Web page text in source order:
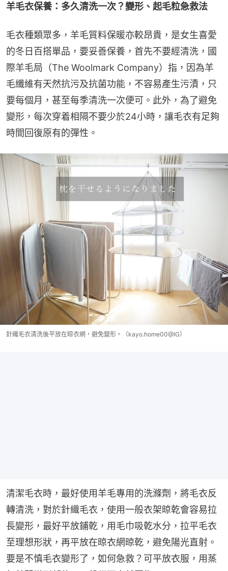
羊毛衣保養：多久清洗一次？變形、起毛粒急救法
毛衣種類眾多，羊毛質料保暖亦較昂貴，是女生喜愛
的冬日百搭單品，要妥善保養，首先不要經清洗，國
際羊毛局（The Woolmark Company）指，因為羊
毛纖維有天然抗污及抗菌功能，不容易產生污漬，只
要每個月，甚至每季清洗一次便可。此外，為了避免
變形，每次穿着相隔不要少於24小時，讓毛衣有足夠
時間回復原有的彈性。
針織毛衣清洗後平放在晾衣網，避免變形。（kayo.home00@IG）
清潔毛衣時，最好使用羊毛專用的洗滌劑，將毛衣反
轉清洗，對於針織毛衣，使用一般衣架晾乾會容易拉
長變形，最好平放鋪乾，用毛巾吸乾水分，拉平毛衣
至理想形狀，再平放在晾衣網晾乾，避免陽光直射。
要是不慎毛衣變形了，如何急救？可平放衣服，用蒸